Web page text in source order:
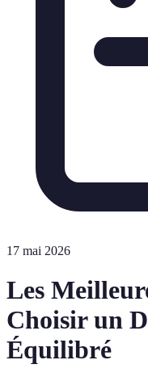
17 mai 2026
Les
Choisir un
Équilibré